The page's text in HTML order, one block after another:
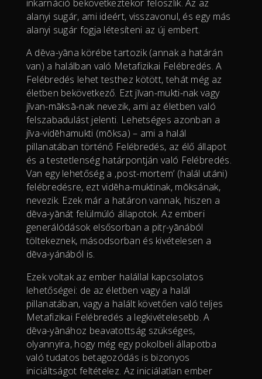
inkarnáció bekövetkeztekor feloszlik. Az az
alanyi sugár, ami ideért, visszavonul, és egy más
alanyi sugár fogja létesíteni az új embert.
A dēva-yāna körébe tartozik (annak a határán
van) a halálban való Metafizikai Felébredés. A
Felébredés lehet testhez kötött, tehát még az
életben bekövetkező. Ezt jīvan-mukti-nak vagy
jīvan-māksā-nak nevezik, ami az életben való
felszabadulást jelenti. Lehetséges azonban a
jīva-vidēhamukti (mōksa) – ami a halál
pillanatában történő Felébredés, az élő állapot
és a testetlenség határpontján való Felébredés.
Van egy lehetőség a ‚post-mortem’ (halál utáni)
felébredésre, ezt vidēha-muktinak, mōksának,
nevezik. Ezek már a határon vannak, hiszen a
dēva-yānát felülmúló állapotok. Az emberi
generálódások elsősorban a pitŗ-yānából
töltekeznek, másodsorban és kivételesen a
dēva-yánából is.
Ezek voltak az ember halállal kapcsolatos
lehetőségei: de az életben vagy a halál
pillanatában, vagy a halált követően való teljes
Metafizikai Felébredés a legkivételesebb. A
dēva-yānához beavatottság szükséges,
olyannyira, hogy még egy pokolbeli állapotba
való tudatos betagozódás is bizonyos
iniciáltságot feltételez. Az iniciálatlan ember